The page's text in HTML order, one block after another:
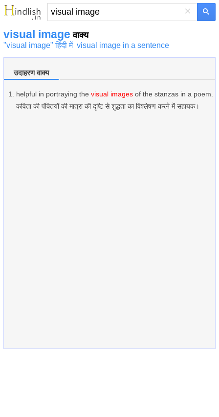
×
visual image वाक्य
"visual image" हिंदी में visual image in a sentence
उदाहरण वाक्य
helpful in portraying the visual images of the stanzas in a poem.
कविता की पंक्तियों की मात्रा की दृष्टि से शुद्धता का विश्लेषण करने में सहायक।